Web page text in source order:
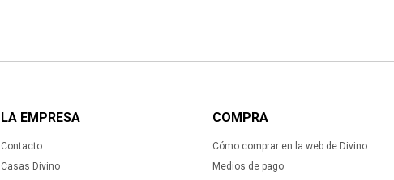
LA EMPRESA
Contacto
Casas Divino
COMPRA
Cómo comprar en la web de Divino
Medios de pago